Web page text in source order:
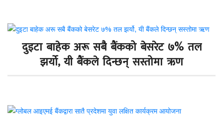
दुइटा बाहेक अरू सबै बैंकको बेसरेट ७% तल
झर्यो, यी बैंकले दिन्छन् सस्तोमा ऋण